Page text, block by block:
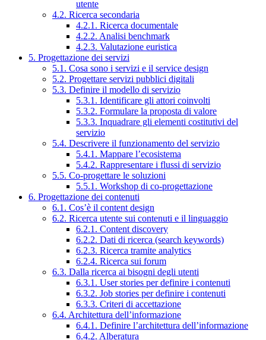
utente
4.2. Ricerca secondaria
4.2.1. Ricerca documentale
4.2.2. Analisi benchmark
4.2.3. Valutazione euristica
5. Progettazione dei servizi
5.1. Cosa sono i servizi e il service design
5.2. Progettare servizi pubblici digitali
5.3. Definire il modello di servizio
5.3.1. Identificare gli attori coinvolti
5.3.2. Formulare la proposta di valore
5.3.3. Inquadrare gli elementi costitutivi del
servizio
5.4. Descrivere il funzionamento del servizio
5.4.1. Mappare l’ecosistema
5.4.2. Rappresentare i flussi di servizio
5.5. Co-progettare le soluzioni
5.5.1. Workshop di co-progettazione
6. Progettazione dei contenuti
6.1. Cos’è il content design
6.2. Ricerca utente sui contenuti e il linguaggio
6.2.1. Content discovery
6.2.2. Dati di ricerca (search keywords)
6.2.3. Ricerca tramite analytics
6.2.4. Ricerca sui forum
6.3. Dalla ricerca ai bisogni degli utenti
6.3.1. User stories per definire i contenuti
6.3.2. Job stories per definire i contenuti
6.3.3. Criteri di accettazione
6.4. Architettura dell’informazione
6.4.1. Definire l’architettura dell’informazione
6.4.2. Alberatura